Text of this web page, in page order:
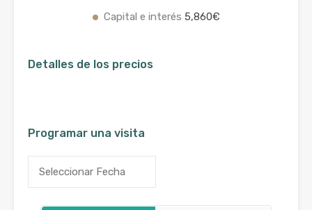
Capital e interés 5,860€
Detalles de los precios
Programar una visita